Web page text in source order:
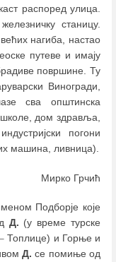
распоред улица.
станицу.
нагиба, настао
путеве и имају
површине. Ту
Виногради,
сва општинска
дом здравља,
погони
машина, ливница).
Мирко Грчић
Подборје које
Д. (у време турске
Топлице) и Горње и
Д. се помиње од